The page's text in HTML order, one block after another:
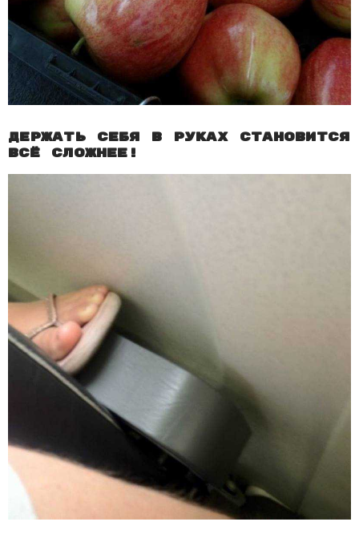
Держать себя в руках становится
всё сложнее!